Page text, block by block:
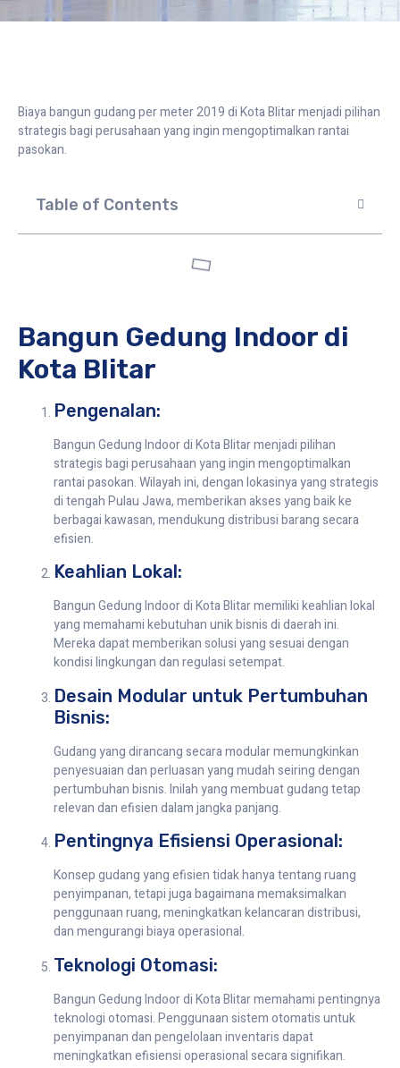
Biaya bangun gudang per meter 2019 di Kota Blitar menjadi pilihan
strategis bagi perusahaan yang ingin mengoptimalkan rantai
pasokan.
Table of Contents
Bangun Gedung Indoor di
Kota Blitar
Pengenalan:
Bangun Gedung Indoor di Kota Blitar menjadi pilihan
strategis bagi perusahaan yang ingin mengoptimalkan
rantai pasokan. Wilayah ini, dengan lokasinya yang strategis
di tengah Pulau Jawa, memberikan akses yang baik ke
berbagai kawasan, mendukung distribusi barang secara
efisien.
Keahlian Lokal:
Bangun Gedung Indoor di Kota Blitar memiliki keahlian lokal
yang memahami kebutuhan unik bisnis di daerah ini.
Mereka dapat memberikan solusi yang sesuai dengan
kondisi lingkungan dan regulasi setempat.
Desain Modular untuk Pertumbuhan
Bisnis:
Gudang yang dirancang secara modular memungkinkan
penyesuaian dan perluasan yang mudah seiring dengan
pertumbuhan bisnis. Inilah yang membuat gudang tetap
relevan dan efisien dalam jangka panjang.
Pentingnya Efisiensi Operasional:
Konsep gudang yang efisien tidak hanya tentang ruang
penyimpanan, tetapi juga bagaimana memaksimalkan
penggunaan ruang, meningkatkan kelancaran distribusi,
dan mengurangi biaya operasional.
Teknologi Otomasi:
Bangun Gedung Indoor di Kota Blitar memahami pentingnya
teknologi otomasi. Penggunaan sistem otomatis untuk
penyimpanan dan pengelolaan inventaris dapat
meningkatkan efisiensi operasional secara signifikan.